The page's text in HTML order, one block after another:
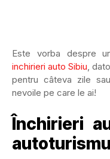
Este vorba despre
inchirieri auto Sibiu,
pentru câteva zile
nevoile pe care le ai!
Închirieri